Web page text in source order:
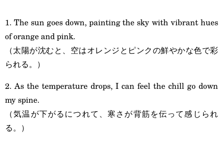
1. The sun goes down, painting the sky with vibrant hues
of orange and pink.
（太陽が沈むと、空はオレンジとピンクの鮮やかな色で彩
られる。）
2. As the temperature drops, I can feel the chill go down
my spine.
（気温が下がるにつれて、寒さが背筋を伝って感じられ
る。）